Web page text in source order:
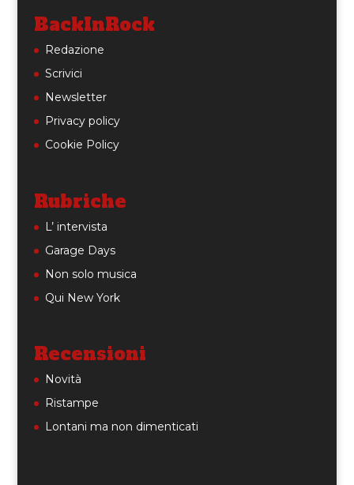
BackInRock
Redazione
Scrivici
Newsletter
Privacy policy
Cookie Policy
Rubriche
L’ intervista
Garage Days
Non solo musica
Qui New York
Recensioni
Novità
Ristampe
Lontani ma non dimenticati